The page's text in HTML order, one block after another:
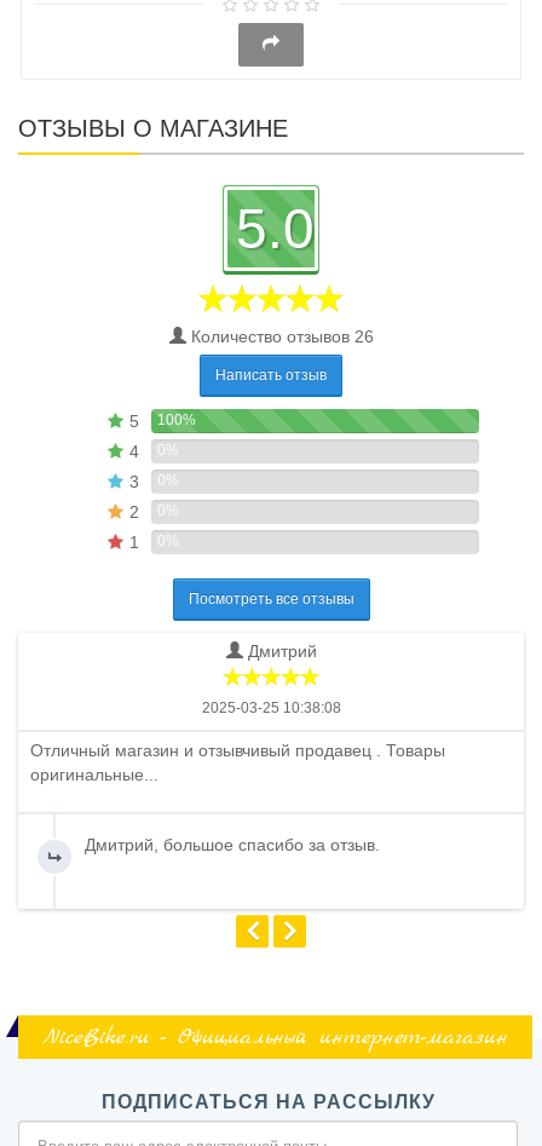
ОТЗЫВЫ О МАГАЗИНЕ
5.0
Количество отзывов 26
Написать отзыв
5 100%
4 0%
3 0%
2 0%
1 0%
Посмотреть все отзывы
Дмитрий
2025-03-25 10:38:08
Отличный магазин и отзывчивый продавец . Товары
оригинальные...
Дмитрий, большое спасибо за отзыв.
NiceBike.ru - Официальный интернет-магазин
ПОДПИСАТЬСЯ НА РАССЫЛКУ